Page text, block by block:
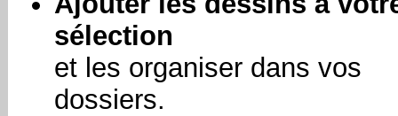
sélection
et les organiser dans vos
dossiers.